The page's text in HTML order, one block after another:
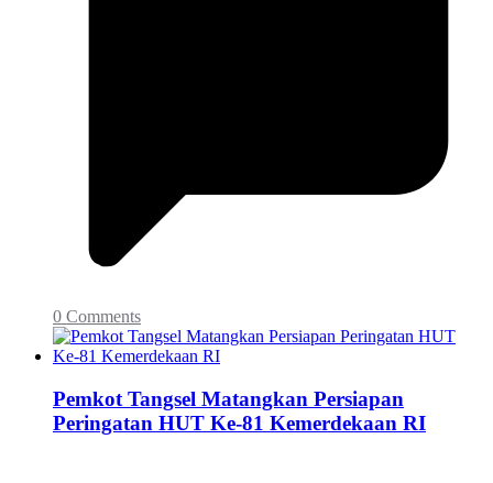
0 Comments
Pemkot Tangsel Matangkan Persiapan
Peringatan HUT Ke-81 Kemerdekaan RI